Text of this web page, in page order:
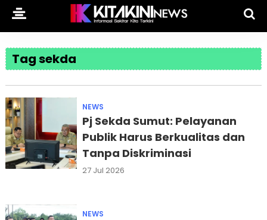
Tag sekda
NEWS
Pj Sekda Sumut: Pelayanan
Publik Harus Berkualitas dan
Tanpa Diskriminasi
27 Jul 2026
NEWS